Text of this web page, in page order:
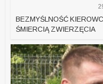
BEZMYŚLNOŚĆ
ŚMIERCIĄ ZWIERZĘCIA